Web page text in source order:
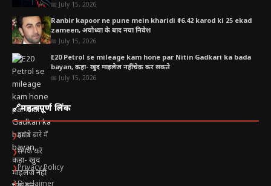
IEX शेयरों में गिरावट की मुख्य वजह क्या है?
मार्केट कपलिंग क्या है? आसान भाषा में समझें| IEX
Share Price Fall
APTEL की सुनवाई क्यों है इतनी अहम?
शेयर बाजार की प्रतिक्रिया क्या कहती है?
📅 July 15, 2026
Ranbir kapoor ne pune mein kharidi ₹16.42 karod ki 25 ekad
zameen, अयोध्या के बाद नया निवेश
📅 July 15, 2026
E20 Petrol se mileage kam hone par Nitin Gadkari ka bada
bayan, कहा- खुद माइलेज नहीं चेक कर सकते
📅 July 15, 2026
🔗महत्वपूर्ण लिंक
❯हमारे बारे में
❯संपर्क करें
❯Privacy Policy